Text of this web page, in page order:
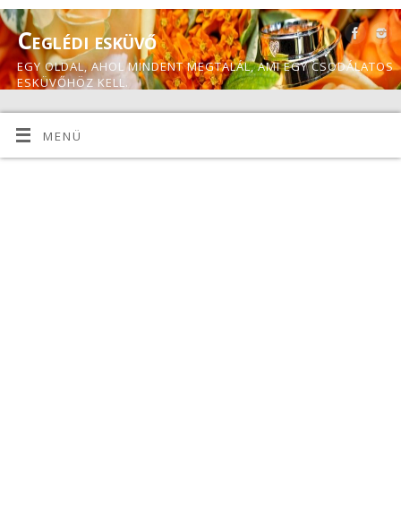
Ceglédi esküvő
EGY OLDAL, AHOL MINDENT MEGTALÁL, AMI EGY CSODÁLATOS
ESKÜVŐHÖZ KELL.
MENÜ